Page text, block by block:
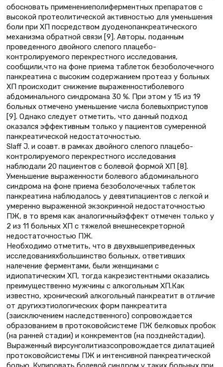
обосновать применениеполиферментных препаратов с
высокой протеолитической активностью для уменьшения
боли при ХП посредством дуоденопанкреатического
механизма обратной связи [9]. Авторы, поданным
проведенного двойного слепого плацебо-
контролируемого перекрестного исследования,
сообщили,что на фоне приема таблеток безоболочечного
панкреатина с высоким содержанием протеаз у больных
ХП происходит снижение выраженностиболевого
абдоминального синдромана 30 %. При этом у 15 из 19
больных отмечено уменьшение числа болевыхприступов
[9]. Однако следует отметить, что данный подход
оказался эффективным только у пациентов сумеренной
панкреатической недостаточностью.
Slaff J. и соавт. в рамках двойного слепого плацебо-
контролируемого перекрестного исследования
наблюдали 20 пациентов с болевой формой ХП [8].
Уменьшение выраженности болевого абдоминального
синдрома на фоне приема безоболочечных таблеток
панкреатина наблюдалось у девятипациентов с легкой и
умеренно выраженной экзокринной недостаточностью
ПЖ, в то время как аналогичныйэффект отмечен только у
2 из 11 больных ХП с тяжелой внешнесекреторной
недостаточностью ПЖ.
Необходимо отметить, что в двухвышеприведенных
исследованияхбольшинство больных, ответивших
налечение ферментами, были женщинами с
идиопатическим ХП, тогда какрезистентными оказались
преимущественно мужчины с алкогольным ХП.Как
известно, хронический алкогольный панкреатит в отличие
от другихэтиологических форм панкреатита
(заисключением наследственного) сопровождается
образованием в протоковойсистеме ПЖ белковых пробок
(на ранней стадии) и конкрементов (на позднейстадии).
Выраженный вирсунголитиазсопровождается дилатацией
протоковойсистемы ПЖ и интенсивной панкреатической